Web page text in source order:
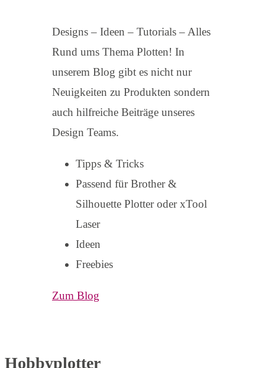
Designs – Ideen – Tutorials – Alles
Rund ums Thema Plotten! In
unserem Blog gibt es nicht nur
Neuigkeiten zu Produkten sondern
auch hilfreiche Beiträge unseres
Design Teams.
Tipps & Tricks
Passend für Brother &
Silhouette Plotter oder xTool
Laser
Ideen
Freebies
Zum Blog
Hobbyplotter